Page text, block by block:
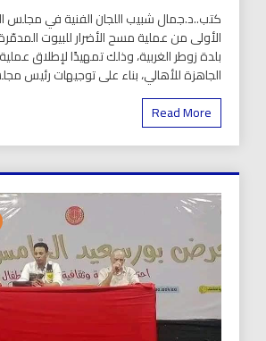
كتب..د.جمال شبيب اللجان الفنية في مجلس
الأولى من عملية مسح الأضرار للبيوت
بلدة زوطر الغربية، وذلك تمهيدًا لإطلاق
الجاهزة للأهالي، بناء على توجيهات رئيس
Read More